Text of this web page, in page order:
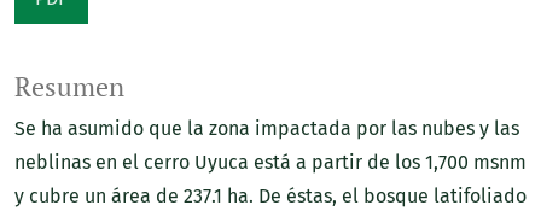
Resumen
Se ha asumido que la zona impactada por las nubes y las
neblinas en el cerro Uyuca está a partir de los 1,700 msnm
y cubre un área de 237.1 ha. De éstas, el bosque latifoliado